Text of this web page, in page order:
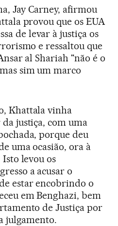
Jay Carney, afirmou
provou que os EUA
de levar à justiça os
e ressaltou que
al Shariah "não é o
sim um marco
Khattala vinha
justiça, com uma
porque deu
uma ocasião, ora à
levou os
a acusar o
estar encobrindo o
em Benghazi, bem
de Justiça por
julgamento.